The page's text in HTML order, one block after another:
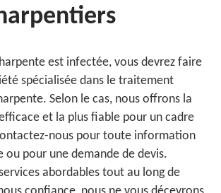
est infectée, vous devrez faire
spécialisée dans le traitement
Selon le cas, nous offrons la
et la plus fiable pour un cadre
nous pour toute information
ou pour une demande de devis.
abordables tout au long de